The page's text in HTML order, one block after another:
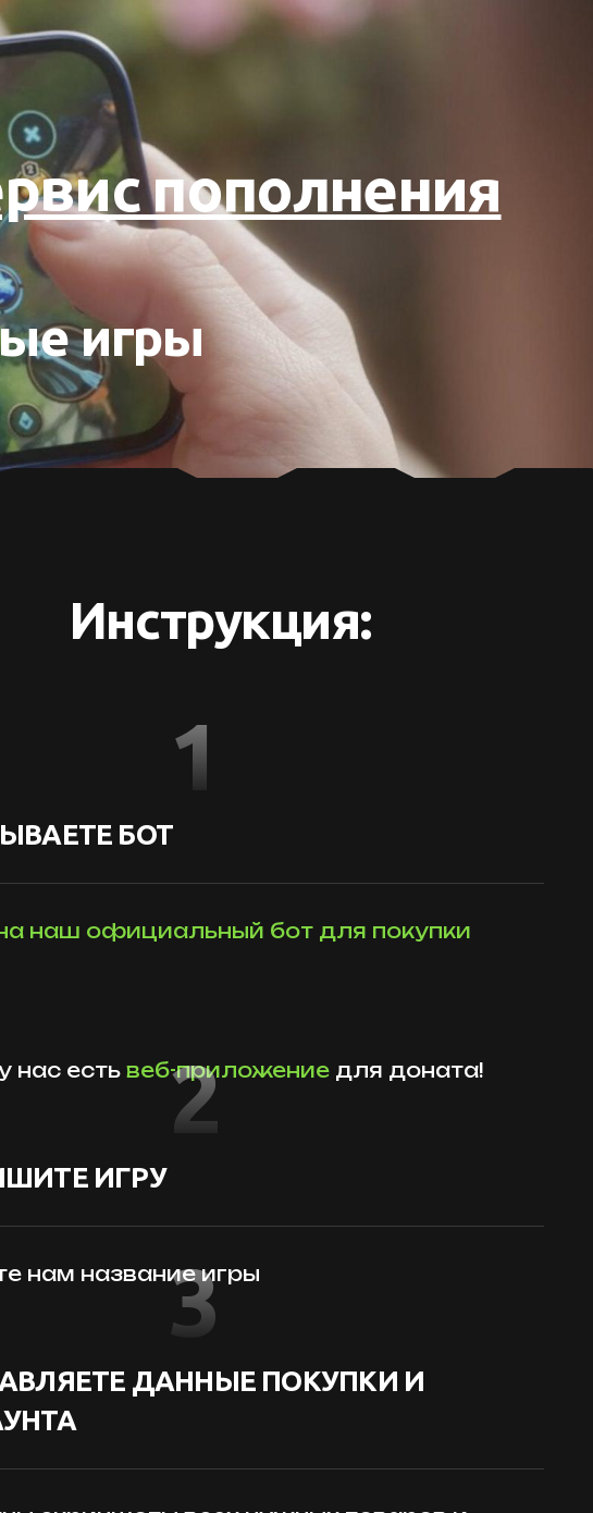
пополнения
игры
Инструкция:
БОТ
наш официальный бот для покупки
нас есть веб-приложение для доната!
1
ИГРУ
нам название игры
2
ДАННЫЕ ПОКУПКИ И
3